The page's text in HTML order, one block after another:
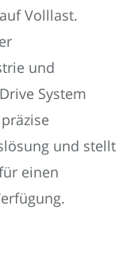
Volllast.
und
System
und stellt
einen